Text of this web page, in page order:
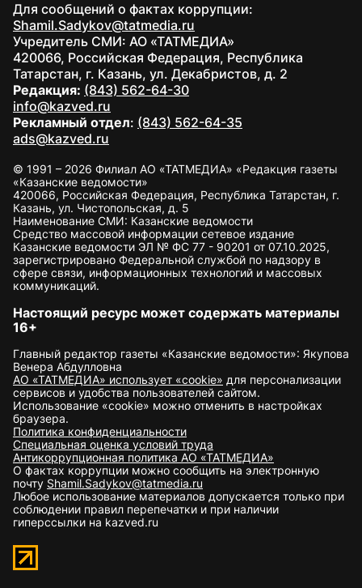
Для сообщений о фактах коррупции:
Shamil.Sadykov@tatmedia.ru
Учредитель СМИ: АО «ТАТМЕДИА»
420066, Российская Федерация, Республика
Татарстан, г. Казань, ул. Декабристов, д. 2
Редакция: (843) 562-64-30
info@kazved.ru
Рекламный отдел: (843) 562-64-35
ads@kazved.ru
© 1991 – 2026 Филиал АО «ТАТМЕДИА» «Редакция газеты
«Казанские ведомости»
420066, Российская Федерация, Республика Татарстан, г.
Казань, ул. Чистопольская, д. 5
Наименование СМИ: Казанские ведомости
Средство массовой информации сетевое издание
Казанские ведомости ЭЛ № ФС 77 - 90201 от 07.10.2025,
зарегистрировано Федеральной службой по надзору в
сфере связи, информационных технологий и массовых
коммуникаций.
Настоящий ресурс может содержать материалы
16+
Главный редактор газеты «Казанские ведомости»: Якупова
Венера Абдулловна
АО «ТАТМЕДИА» использует «cookie» для персонализации
сервисов и удобства пользователей сайтом.
Использование «cookie» можно отменить в настройках
браузера.
Политика конфиденциальности
Специальная оценка условий труда
Антикоррупционная политика АО «ТАТМЕДИА»
О фактах коррупции можно сообщить на электронную
почту Shamil.Sadykov@tatmedia.ru
Любое использование материалов допускается только при
соблюдении правил перепечатки и при наличии
гиперссылки на kazved.ru